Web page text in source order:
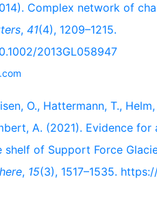
Complex network of
, 41(4), 1209–1215.
2013GL058947
O., Hattermann, T.,
A. (2021). Evidence
of Support Force
, 15(3), 1517–1535.